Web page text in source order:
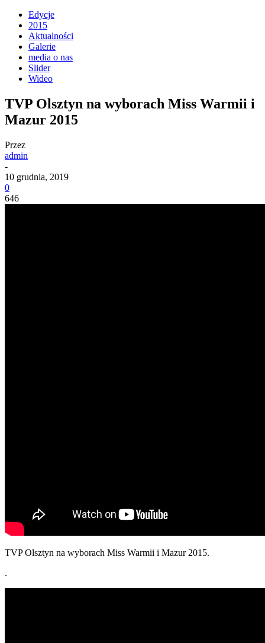
Edycje
2015
Aktualności
Galerie
media o nas
Slider
Wideo
TVP Olsztyn na wyborach Miss Warmii i
Mazur 2015
Przez
admin
-
10 grudnia, 2019
0
646
TVP Olsztyn na wyborach Miss Warmii i Mazur 2015.
.